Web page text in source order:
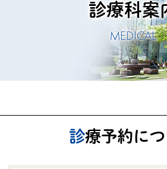
診療科案
MEDICAL
診療予約に